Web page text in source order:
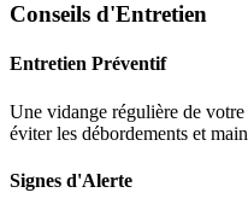
Conseils d'Entretien
Entretien Préventif
Une vidange régulière de
éviter les débordements et
Signes d'Alerte